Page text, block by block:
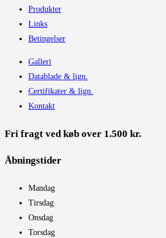
Produkter
Links
Betingelser
Galleri
Datablade & lign.
Certifikater & lign.
Kontakt
Fri fragt ved køb over 1.500 kr.
Åbningstider​
Mandag
Tirsdag
Onsdag
Torsdag